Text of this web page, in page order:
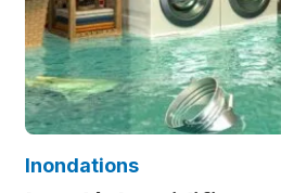
Inondations